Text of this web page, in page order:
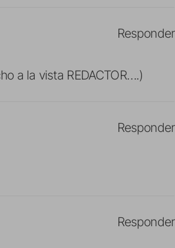
a la vista REDACTOR….)
Responder
Responder
Responder